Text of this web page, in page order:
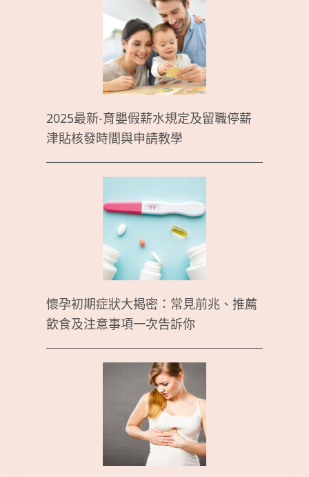
2025最新-育嬰假薪水規定及留職停薪
津貼核發時間與申請教學
懷孕初期症狀大揭密：常見前兆、推薦
飲食及注意事項一次告訴你